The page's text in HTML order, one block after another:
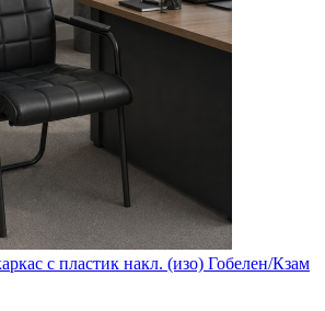
с пластик накл. (изо) Гобелен/Кзам